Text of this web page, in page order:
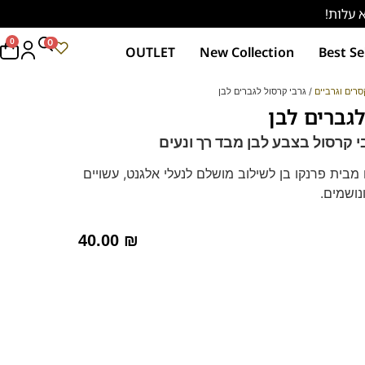
Best
New Collection
OUTLET
0 0
וגרביים / גרבי קרסול לגברים לבן
לבן
פרנקו בן לשילוב מושלם לנעלי אלגנט, עשויים
40.00 ₪